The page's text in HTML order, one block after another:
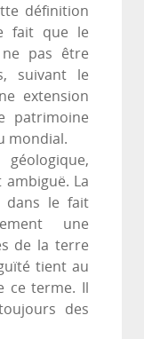
définition
fait que le
pas être
suivant le
extension
patrimoine
mondial.
La
dans le fait
une
de la terre
tient au
ce terme. Il
des